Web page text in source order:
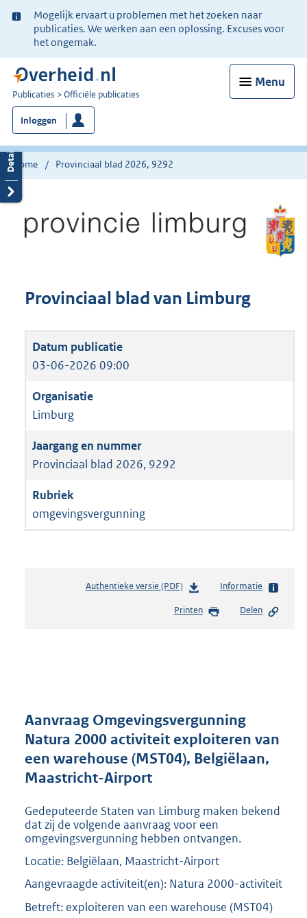
Ter
informatie:
Mogelijk ervaart u problemen met het zoeken naar
publicaties. We werken aan een oplossing. Excuses voor
het ongemak.
Menu
U
bent
nu
hier:
Publicaties Officiële publicaties
Inloggen
Home Provinciaal blad 2026, 9292
Provinciaal blad van Limburg
03-06-2026 09:00
Limburg
Provinciaal blad 2026, 9292
omgevingsvergunning
Authentieke versie (PDF)b
s
r
o
t
1
9
9
K
Informatie
Printen Delen
Aanvraag Omgevingsvergunning
Natura 2000 activiteit exploiteren van
een warehouse (MST04), Belgiëlaan,
Maastricht-Airport
Gedeputeerde Staten van Limburg maken bekend
dat zij de volgende aanvraag voor een
omgevingsvergunning hebben ontvangen.
Locatie: Belgiëlaan, Maastricht-Airport
Aangevraagde activiteit(en): Natura 2000-activiteit
Betreft: exploiteren van een warehouse (MST04)